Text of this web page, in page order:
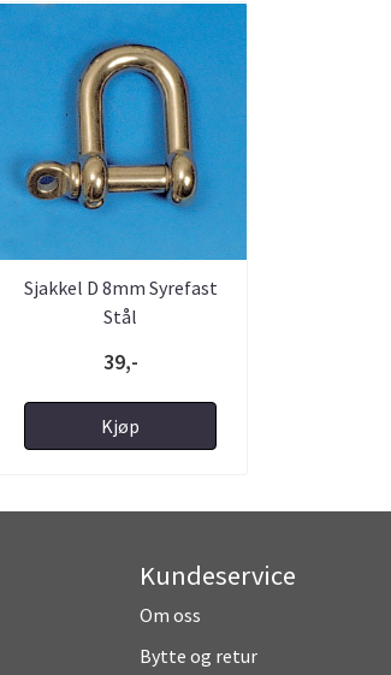
Sjakkel D 8mm Syrefast
Stål
39,-
Kjøp
Kundeservice
Om oss
Bytte og retur